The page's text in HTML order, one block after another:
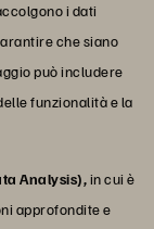
i dati
che siano
può includere
funzionalità e la
Analysis),in cui è
approfondite e